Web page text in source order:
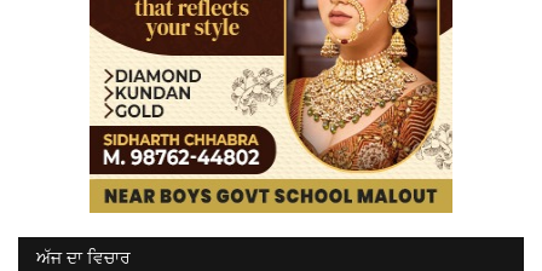
ਅੱਜ ਦਾ ਵਿਚਾਰ